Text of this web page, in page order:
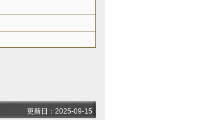
更新日：2025-09-15